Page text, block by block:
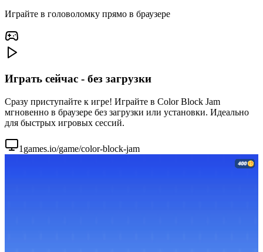
Играйте в головоломку прямо в браузере
Играть сейчас - без загрузки
Сразу приступайте к игре! Играйте в Color Block Jam
мгновенно в браузере без загрузки или установки. Идеально
для быстрых игровых сессий.
1games.io/game/color-block-jam